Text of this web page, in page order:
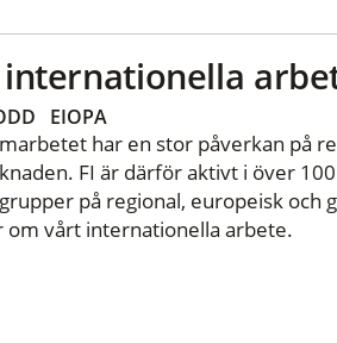
internationella
EIOPA
har en stor påverkan på
FI är därför aktivt i över
på regional, europeisk och
vårt internationella arbete.